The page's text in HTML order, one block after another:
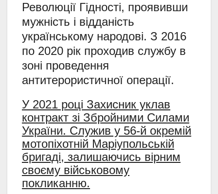
Революції Гідності, проявивши
мужність і відданість
українському народові. З 2016
по 2020 рік проходив службу в
зоні проведення
антитерористичної операції.
У 2021 році Захисник уклав
контракт зі Збройними Силами
України. Служив у 56-й окремій
мотопіхотній Маріупольській
бригаді, залишаючись вірним
своєму військовому
покликанню.